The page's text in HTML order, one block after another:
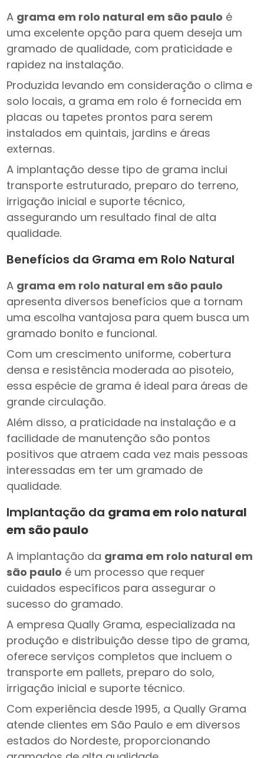
A grama em rolo natural em são paulo é
uma excelente opção para quem deseja um
gramado de qualidade, com praticidade e
rapidez na instalação.
Produzida levando em consideração o clima e
solo locais, a grama em rolo é fornecida em
placas ou tapetes prontos para serem
instalados em quintais, jardins e áreas
externas.
A implantação desse tipo de grama inclui
transporte estruturado, preparo do terreno,
irrigação inicial e suporte técnico,
assegurando um resultado final de alta
qualidade.
Benefícios da Grama em Rolo Natural
A grama em rolo natural em são paulo
apresenta diversos benefícios que a tornam
uma escolha vantajosa para quem busca um
gramado bonito e funcional.
Com um crescimento uniforme, cobertura
densa e resistência moderada ao pisoteio,
essa espécie de grama é ideal para áreas de
grande circulação.
Além disso, a praticidade na instalação e a
facilidade de manutenção são pontos
positivos que atraem cada vez mais pessoas
interessadas em ter um gramado de
qualidade.
Implantação da grama em rolo natural
em são paulo
A implantação da grama em rolo natural em
são paulo é um processo que requer
cuidados específicos para assegurar o
sucesso do gramado.
A empresa Qually Grama, especializada na
produção e distribuição desse tipo de grama,
oferece serviços completos que incluem o
transporte em pallets, preparo do solo,
irrigação inicial e suporte técnico.
Com experiência desde 1995, a Qually Grama
atende clientes em São Paulo e em diversos
estados do Nordeste, proporcionando